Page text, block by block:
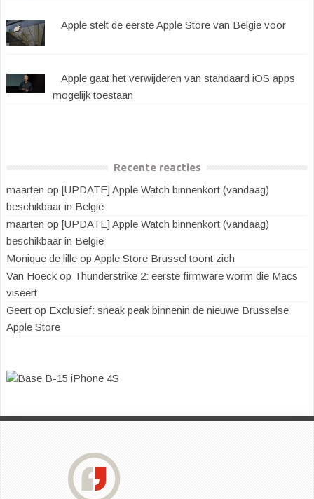
Apple stelt de eerste Apple Store van België voor
Apple gaat het verwijderen van standaard iOS apps
mogelijk toestaan
Recente reacties
maarten op [UPDATE] Apple Watch binnenkort (vandaag)
beschikbaar in België
maarten op [UPDATE] Apple Watch binnenkort (vandaag)
beschikbaar in België
Monique de lille op Apple Store Brussel toont zich
Van Hoeck op Thunderstrike 2: eerste firmware worm die Macs
viseert
Geert op Exclusief: sneak peak binnenin de nieuwe Brusselse
Apple Store